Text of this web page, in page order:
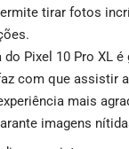
tirar fotos
do Pixel 10 Pro XL é
com que assistir
mais
imagens